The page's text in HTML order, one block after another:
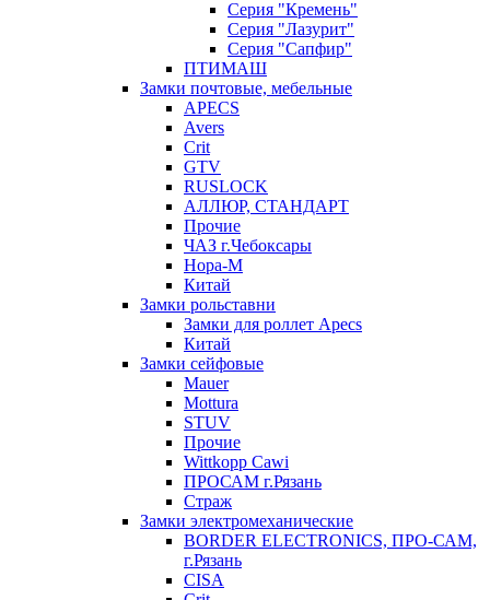
Серия "Кремень"
Серия "Лазурит"
Серия "Сапфир"
ПТИМАШ
Замки почтовые, мебельные
APECS
Avers
Crit
GTV
RUSLOCK
АЛЛЮР, СТАНДАРТ
Прочие
ЧАЗ г.Чебоксары
Нора-М
Китай
Замки рольставни
Замки для роллет Apecs
Китай
Замки сейфовые
Mauer
Mottura
STUV
Прочие
Wittkopp Cawi
ПРОСАМ г.Рязань
Страж
Замки электромеханические
BORDER ELECTRONICS, ПРО-САМ,
г.Рязань
CISA